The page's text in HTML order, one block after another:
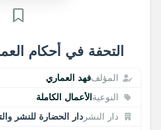
التحفة في أحكام
المؤلففهد العماري
النوعية الأعمال الكاملة
دار النشر دار الحضارة للنشر